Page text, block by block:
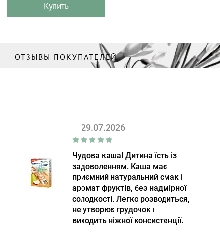
Купить
ОТЗЫВЫ ПОКУПАТЕЛЕЙ
29.07.2026
Чудова каша! Дитина їсть із
задоволенням. Каша має
приємний натуральний смак і
аромат фруктів, без надмірної
солодкості. Легко розводиться,
не утворює грудочок і
виходить ніжної консистенції.